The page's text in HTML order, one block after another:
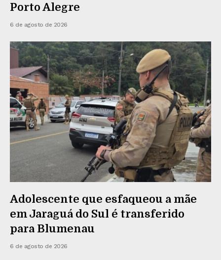
Porto Alegre
6 de agosto de 2026
Adolescente que esfaqueou a mãe
em Jaraguá do Sul é transferido
para Blumenau
6 de agosto de 2026